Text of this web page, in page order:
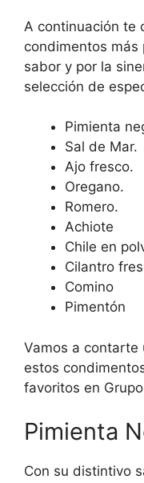
A continuación te
condimentos más
sabor y por la
selección de
Pimienta
Sal de Mar.
Ajo fresco.
Oregano.
Romero.
Achiote
Chile en
Cilantro
Comino
Pimentón
Vamos a contarte
estos
favoritos en
Pimienta
Con su distintivo